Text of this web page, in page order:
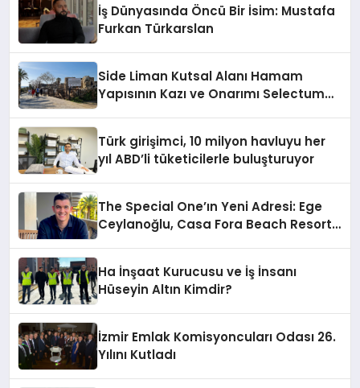
İş Dünyasında Öncü Bir İsim: Mustafa
Furkan Türkarslan
Side Liman Kutsal Alanı Hamam
Yapısının Kazı ve Onarımı Selectum
Türk girişimci, 10 milyon havluyu her
yıl ABD’li tüketicilerle buluşturuyor
The Special One’ın Yeni Adresi: Ege
Ceylanoğlu, Casa Fora Beach Resort
Ha İnşaat Kurucusu ve İş İnsanı
Hüseyin Altın Kimdir?
İzmir Emlak Komisyoncuları Odası 26.
Yılını Kutladı